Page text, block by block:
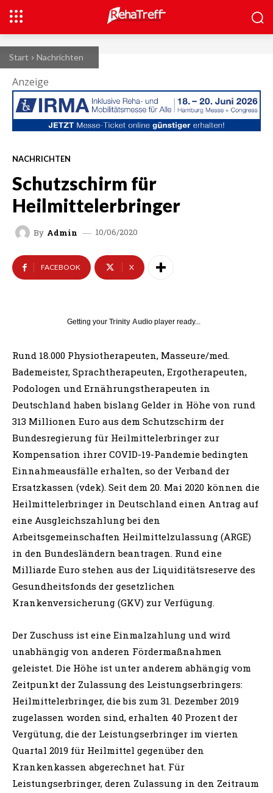
Start Nachrichten
Anzeige
NACHRICHTEN
Schutzschirm für
Heilmittelerbringer
By Admin 10/06/2020
FACEBOOK X
Getting your Trinity Audio player ready...
Rund 18.000 Physiotherapeuten, Masseure/med.
Bademeister, Sprachtherapeuten, Ergotherapeuten,
Podologen und Ernährungstherapeuten in
Deutschland haben bislang Gelder in Höhe von rund
313 Millionen Euro aus dem Schutzschirm der
Bundesregierung für Heilmittelerbringer zur
Kompensation ihrer COVID-19-Pandemie bedingten
Einnahmeausfälle erhalten, so der Verband der
Ersatzkassen (vdek). Seit dem 20. Mai 2020 können die
Heilmittelerbringer in Deutschland einen Antrag auf
eine Ausgleichszahlung bei den
Arbeitsgemeinschaften Heilmittelzulassung (ARGE)
in den Bundesländern beantragen. Rund eine
Milliarde Euro stehen aus der Liquiditätsreserve des
Gesundheitsfonds der gesetzlichen
Krankenversicherung (GKV) zur Verfügung.
Der Zuschuss ist eine Einmalzahlung und wird
unabhängig von anderen Fördermaßnahmen
geleistet. Die Höhe ist unter anderem abhängig vom
Zeitpunkt der Zulassung des Leistungserbringers:
Heilmittelerbringer, die bis zum 31. Dezember 2019
zugelassen worden sind, erhalten 40 Prozent der
Vergütung, die der Leistungserbringer im vierten
Quartal 2019 für Heilmittel gegenüber den
Krankenkassen abgerechnet hat. Für
Leistungserbringer, deren Zulassung in den Zeitraum